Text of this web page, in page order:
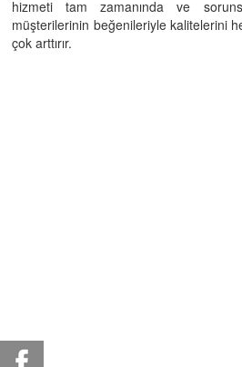
hizmeti tam zamanında ve
müşterilerinin beğenileriyle kalitelerini
çok arttırır.